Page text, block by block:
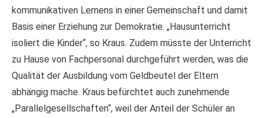
kommunikativen Lernens in einer Gemeinschaft und damit
Basis einer Erziehung zur Demokratie. „Hausunterricht
isoliert die Kinder“, so Kraus. Zudem müsste der Unterricht
zu Hause von Fachpersonal durchgeführt werden, was die
Qualität der Ausbildung vom Geldbeutel der Eltern
abhängig mache. Kraus befürchtet auch zunehmende
„Parallelgesellschaften“, weil der Anteil der Schüler an